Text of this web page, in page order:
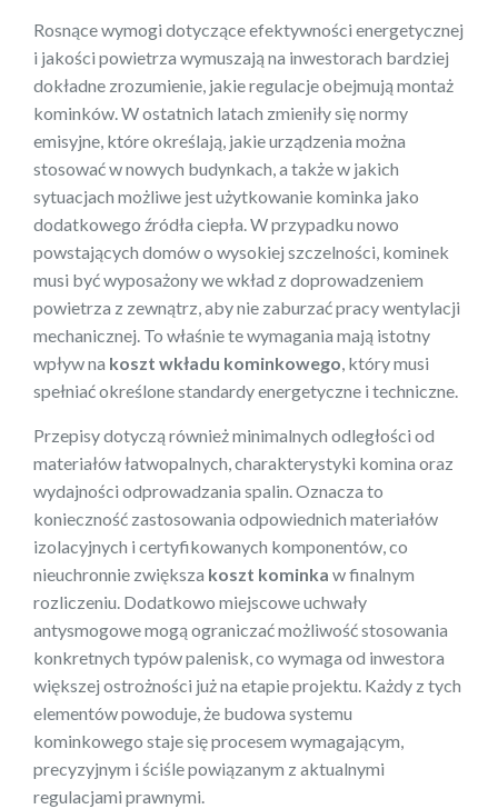
Rosnące wymogi dotyczące efektywności energetycznej
i jakości powietrza wymuszają na inwestorach bardziej
dokładne zrozumienie, jakie regulacje obejmują montaż
kominków. W ostatnich latach zmieniły się normy
emisyjne, które określają, jakie urządzenia można
stosować w nowych budynkach, a także w jakich
sytuacjach możliwe jest użytkowanie kominka jako
dodatkowego źródła ciepła. W przypadku nowo
powstających domów o wysokiej szczelności, kominek
musi być wyposażony we wkład z doprowadzeniem
powietrza z zewnątrz, aby nie zaburzać pracy wentylacji
mechanicznej. To właśnie te wymagania mają istotny
wpływ na koszt wkładu kominkowego , który musi
spełniać określone standardy energetyczne i techniczne.
Przepisy dotyczą również minimalnych odległości od
materiałów łatwopalnych, charakterystyki komina oraz
wydajności odprowadzania spalin. Oznacza to
konieczność zastosowania odpowiednich materiałów
izolacyjnych i certyfikowanych komponentów, co
nieuchronnie zwiększa koszt kominka w finalnym
rozliczeniu. Dodatkowo miejscowe uchwały
antysmogowe mogą ograniczać możliwość stosowania
konkretnych typów palenisk, co wymaga od inwestora
większej ostrożności już na etapie projektu. Każdy z tych
elementów powoduje, że budowa systemu
kominkowego staje się procesem wymagającym,
precyzyjnym i ściśle powiązanym z aktualnymi
regulacjami prawnymi.